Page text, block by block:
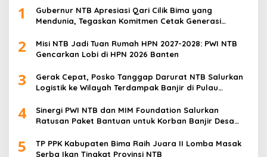
1
Gubernur NTB Apresiasi Qari Cilik Bima yang
Mendunia, Tegaskan Komitmen Cetak Generasi
2
Misi NTB Jadi Tuan Rumah HPN 2027-2028: PWI NTB
Gencarkan Lobi di HPN 2026 Banten
3
Gerak Cepat, Posko Tanggap Darurat NTB Salurkan
Logistik ke Wilayah Terdampak Banjir di Pulau
4
Sinergi PWI NTB dan MIM Foundation Salurkan
Ratusan Paket Bantuan untuk Korban Banjir Desa
5
TP PPK Kabupaten Bima Raih Juara II Lomba Masak
Serba Ikan Tingkat Provinsi NTB